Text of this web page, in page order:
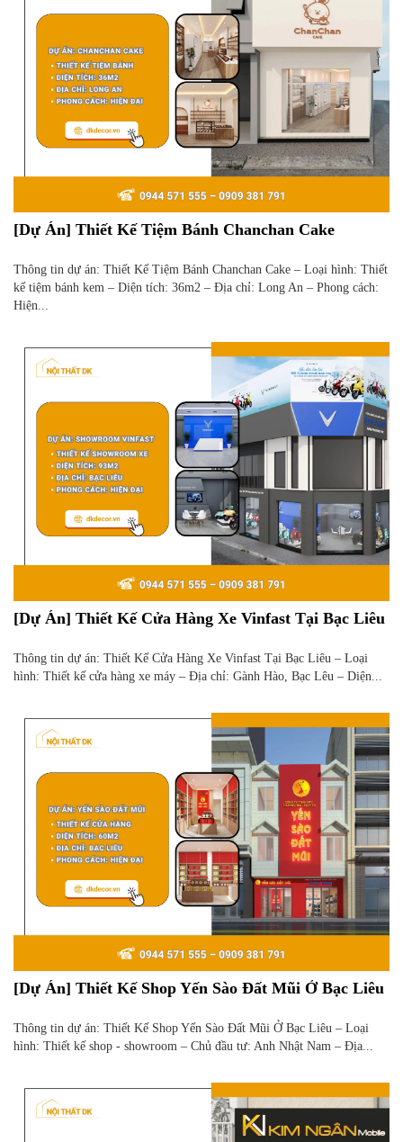
[Dự Án] Thiết Kế Tiệm Bánh Chanchan Cake
Thông tin dự án: Thiết Kế Tiệm Bánh Chanchan Cake – Loại hình: Thiết
kế tiệm bánh kem – Diện tích: 36m2 – Địa chỉ: Long An – Phong cách:
Hiện...
[Dự Án] Thiết Kế Cửa Hàng Xe Vinfast Tại Bạc Liêu
Thông tin dự án: Thiết Kế Cửa Hàng Xe Vinfast Tại Bạc Liêu – Loại
hình: Thiết kế cửa hàng xe máy – Địa chỉ: Gành Hào, Bạc Lêu – Diện...
[Dự Án] Thiết Kế Shop Yến Sào Đất Mũi Ở Bạc Liêu
Thông tin dự án: Thiết Kế Shop Yến Sào Đất Mũi Ở Bạc Liêu – Loại
hình: Thiết kế shop - showroom – Chủ đầu tư: Anh Nhật Nam – Địa...